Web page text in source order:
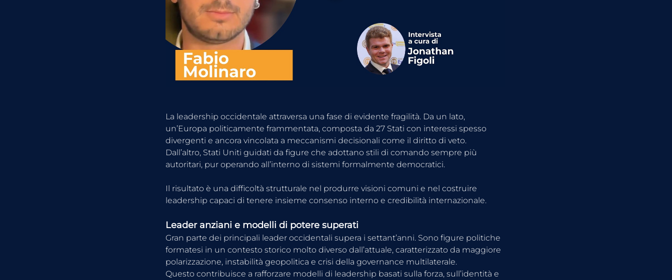
La leadership occidentale attraversa una fase di evidente fragilità. Da un lato,
un’Europa politicamente frammentata, composta da 27 Stati con interessi spesso
divergenti e ancora vincolata a meccanismi decisionali come il diritto di veto.
Dall’altro, Stati Uniti guidati da figure che adottano stili di comando sempre più
autoritari, pur operando all’interno di sistemi formalmente democratici.
Il risultato è una difficoltà strutturale nel produrre visioni comuni e nel costruire
leadership capaci di tenere insieme consenso interno e credibilità internazionale.
Leader anziani e modelli di potere superati
Gran parte dei principali leader occidentali supera i settant’anni. Sono figure politiche
formatesi in un contesto storico molto diverso dall’attuale, caratterizzato da maggiore
polarizzazione, instabilità geopolitica e crisi della governance multilaterale.
Questo contribuisce a rafforzare modelli di leadership basati sulla forza, sull’identità e